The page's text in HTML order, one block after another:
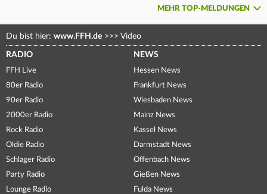
MEHR TOP-MELDUNGEN
Du bist hier: www.FFH.de >>> Video
RADIO
FFH Live
80er Radio
90er Radio
2000er Radio
Rock Radio
Oldie Radio
Schlager Radio
Party Radio
Lounge Radio
NEWS
Hessen News
Frankfurt News
Wiesbaden News
Mainz News
Kassel News
Darmstadt News
Offenbach News
Gießen News
Fulda News